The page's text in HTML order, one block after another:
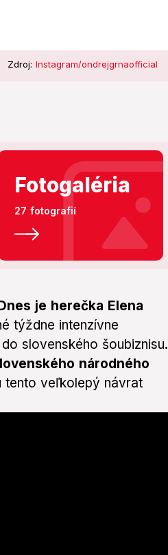
Zdroj: Instagram/ondrejgrnaofficial
Fotogaléria
27 fotografií
je herečka Elena
týždne intenzívne
slovenského šoubiznisu.
národného
tento veľkolepý návrat